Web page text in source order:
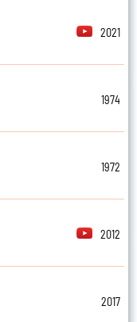
2021
1974
1972
2012
2017